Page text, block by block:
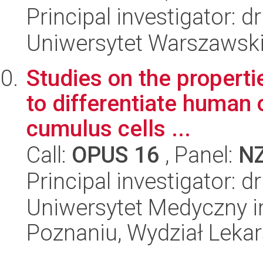
Principal investigator:
Uniwersytet
Studies on the
to differentiate human
cumulus cells ...
Call: OPUS 16 , Panel:
Principal investigator:
Uniwersytet Medyczny
Poznaniu, Wydział